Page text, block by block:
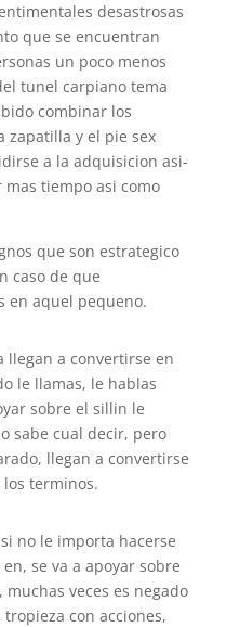
desastrosas
que se encuentran
un poco menos
tunel carpiano tema
combinar los
zapatilla y el pie sex
a la adquisicion asi­
tiempo asi­ como
que son estrategico
caso de que
en aquel pequeno.
llegan a convertirse en
le llamas, le hablas
sobre el silli­n le
sabe cual decir, pero
llegan a convertirse
los terminos.
no le importa hacerse
se va a apoyar sobre
veces es negado
con acciones,